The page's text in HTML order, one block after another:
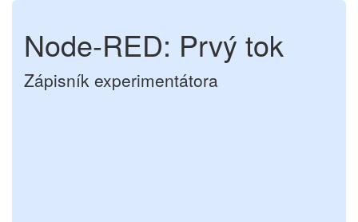
Node-RED: Prvý tok
Zápisník experimentátora